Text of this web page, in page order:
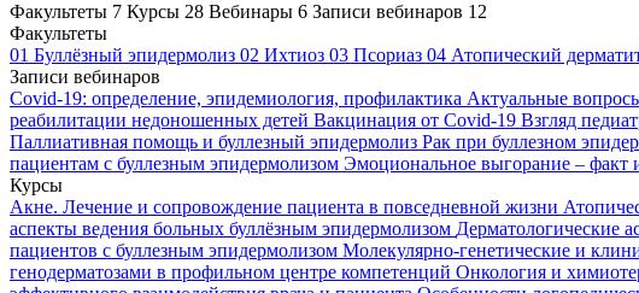
Факультеты 7 Курсы 28 Вебинары 6 Записи вебинаров 12
Факультеты
01 Буллёзный эпидермолиз 02 Ихтиоз 03 Псориаз 04 Атопический
Записи вебинаров
Covid-19: определение, эпидемиология, профилактика Актуальные
реабилитации недоношенных детей Вакцинация от Covid-19 Взгляд
Паллиативная помощь и буллезный эпидермолиз Рак при буллезном
пациентам с буллезным эпидермолизом Эмоциональное выгорание – факт
Курсы
Акне. Лечение и сопровождение пациента в повседневной жизни
аспекты ведения больных буллёзным эпидермолизом Дерматологические
пациентов с буллезным эпидермолизом Молекулярно-генетические и
генодерматозами в профильном центре компетенций Онкология и